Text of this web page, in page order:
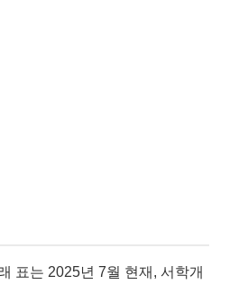
표는 2025년 7월 현재, 서학개